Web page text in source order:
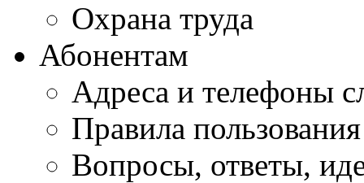
Охрана труда
Абонентам
Адреса и телефоны
Правила
Вопросы, ответы,